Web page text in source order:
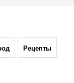
Рецепты